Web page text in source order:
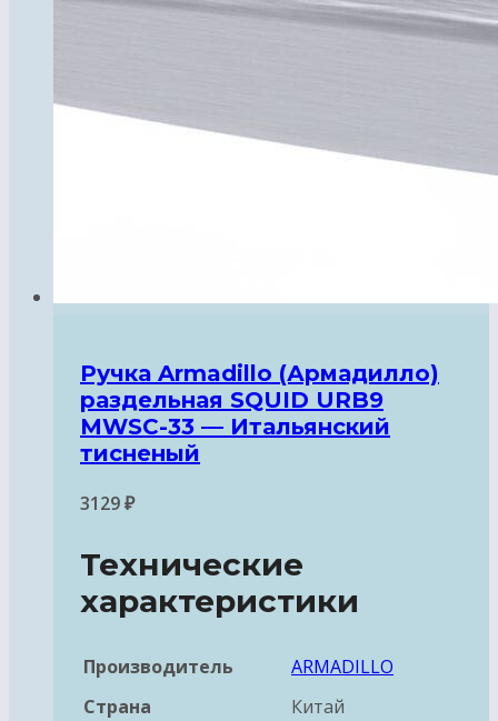
Ручка Armadillo (Армадилло)
раздельная SQUID URB9
MWSC-33 — Итальянский
тисненый
3129₽
Технические
характеристики
Производитель
ARMADILLO
Страна
Китай